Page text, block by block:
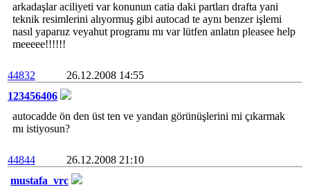
arkadaşlar aciliyeti var konunun catia daki partları drafta yani
teknik resimlerini alıyormuş gibi autocad te aynı benzer işlemi
nasıl yaparıız veyahut programı mı var lütfen anlatın pleasee help
meeeee!!!!!!
44832
26.12.2008 14:55
123456406
autocadde ön den üst ten ve yandan görünüşlerini mi çıkarmak
mı istiyosun?
44844
26.12.2008 21:10
mustafa_vrc